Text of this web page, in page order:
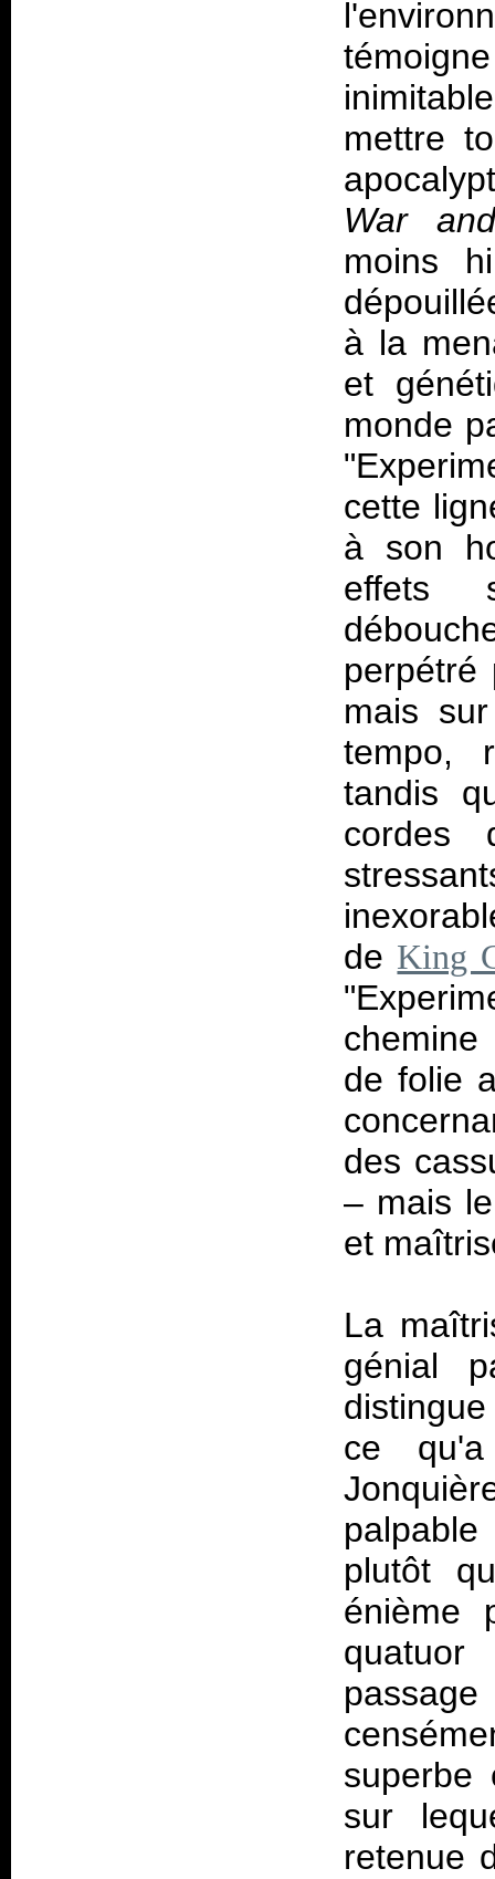
mettre
War
moins
à la
et
monde
cette
à son
effets
mais
tempo,
tandis
cordes
de King
de folie
des
– mais
et
La
génial
ce
plutôt
énième
superbe
sur
retenue